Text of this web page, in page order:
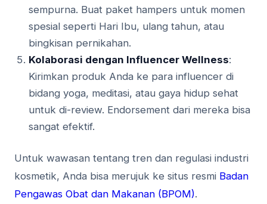
sempurna. Buat paket hampers untuk momen
spesial seperti Hari Ibu, ulang tahun, atau
bingkisan pernikahan.
Kolaborasi dengan Influencer Wellness:
Kirimkan produk Anda ke para influencer di
bidang yoga, meditasi, atau gaya hidup sehat
untuk di-review. Endorsement dari mereka bisa
sangat efektif.
Untuk wawasan tentang tren dan regulasi industri
kosmetik, Anda bisa merujuk ke situs resmi Badan
Pengawas Obat dan Makanan (BPOM).